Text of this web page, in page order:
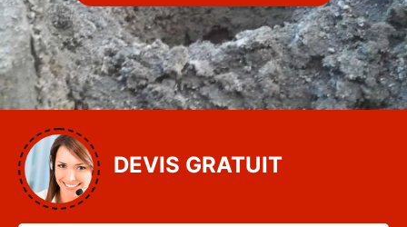
DEVIS GRATUIT